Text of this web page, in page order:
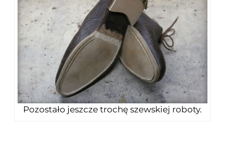
Pozostało jeszcze trochę szewskiej roboty.